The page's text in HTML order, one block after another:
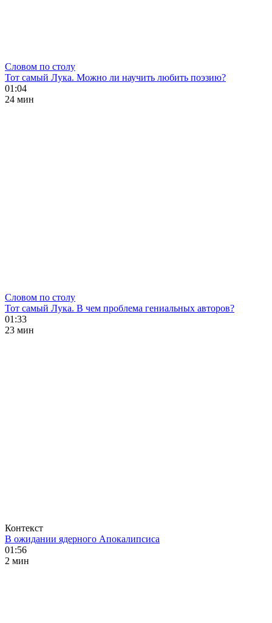
Словом по столу
Тот самый Лука. Можно ли научить любить поэзию?
01:04
24 мин
Словом по столу
Тот самый Лука. В чем проблема гениальных авторов?
01:33
23 мин
Контекст
В ожидании ядерного Апокалипсиса
01:56
2 мин